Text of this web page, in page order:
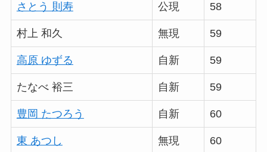
さとう 則寿 公現 58
村上 和久 無現 59
高原 ゆずる 自新 59
たなべ 裕三 自新 59
豊岡 たつろう 自新 60
東 あつし 無現 60